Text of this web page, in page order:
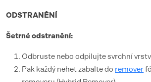
ODSTRANĚNÍ
Šetrné odstranění:
Odbruste nebo odpilujte svrchní
Pak každý nehet zabalte do remover